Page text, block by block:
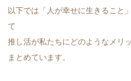
以下では「人が幸せに生きること
て
推し活が私たちにどのようなメリ
まとめています。